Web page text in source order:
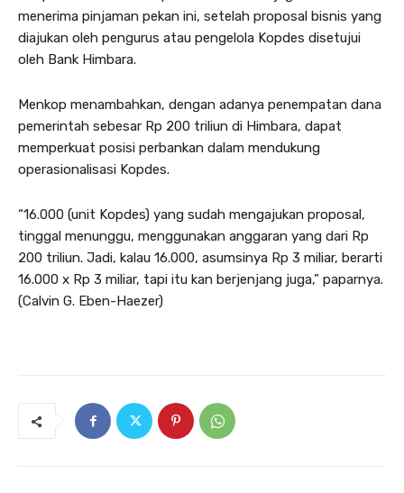
menerima pinjaman pekan ini, setelah proposal bisnis yang
diajukan oleh pengurus atau pengelola Kopdes disetujui
oleh Bank Himbara.
Menkop menambahkan, dengan adanya penempatan dana
pemerintah sebesar Rp 200 triliun di Himbara, dapat
memperkuat posisi perbankan dalam mendukung
operasionalisasi Kopdes.
“16.000 (unit Kopdes) yang sudah mengajukan proposal,
tinggal menunggu, menggunakan anggaran yang dari Rp
200 triliun. Jadi, kalau 16.000, asumsinya Rp 3 miliar, berarti
16.000 x Rp 3 miliar, tapi itu kan berjenjang juga,” paparnya.
(Calvin G. Eben-Haezer)